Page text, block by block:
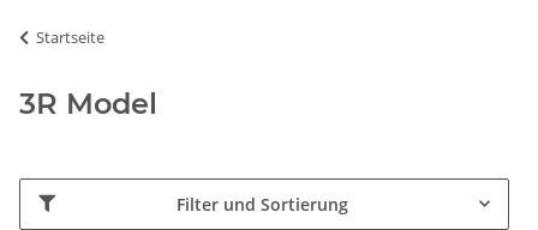
Startseite
3R Model
Filter und Sortierung